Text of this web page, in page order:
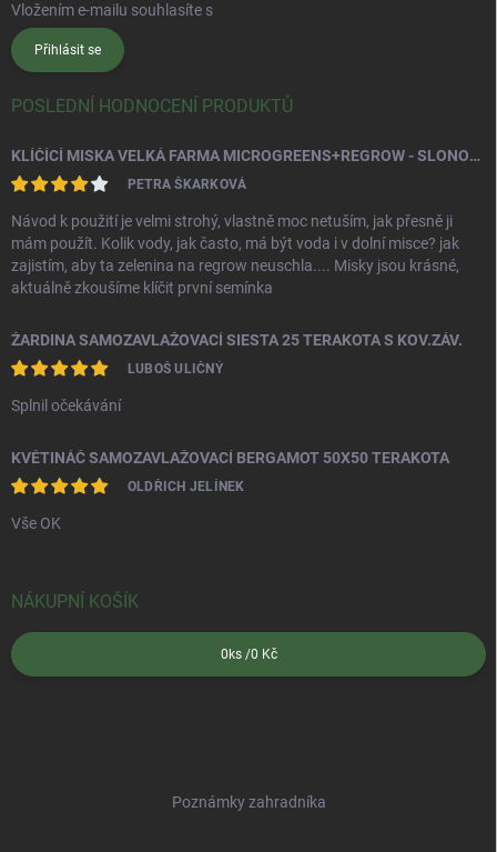
Vložením e-mailu souhlasíte s
Přihlásit se
POSLEDNÍ HODNOCENÍ PRODUKTŮ
KLÍČÍCÍ MISKA VELKÁ FARMA MICROGREENS+REGROW - SLONOVÁ KOST
PETRA ŠKARKOVÁ
Návod k použití je velmi strohý, vlastně moc netuším, jak přesně ji
mám použít. Kolik vody, jak často, má být voda i v dolní misce? jak
zajistím, aby ta zelenina na regrow neuschla.... Misky jsou krásné,
aktuálně zkoušíme klíčit první semínka
ŽARDINA SAMOZAVLAŽOVACÍ SIESTA 25 TERAKOTA S KOV.ZÁV.
LUBOŠ ULIČNÝ
Splnil očekávání
KVĚTINÁČ SAMOZAVLAŽOVACÍ BERGAMOT 50X50 TERAKOTA
OLDŘICH JELÍNEK
Vše OK
NÁKUPNÍ KOŠÍK
0 ks /0 Kč
Poznámky zahradníka